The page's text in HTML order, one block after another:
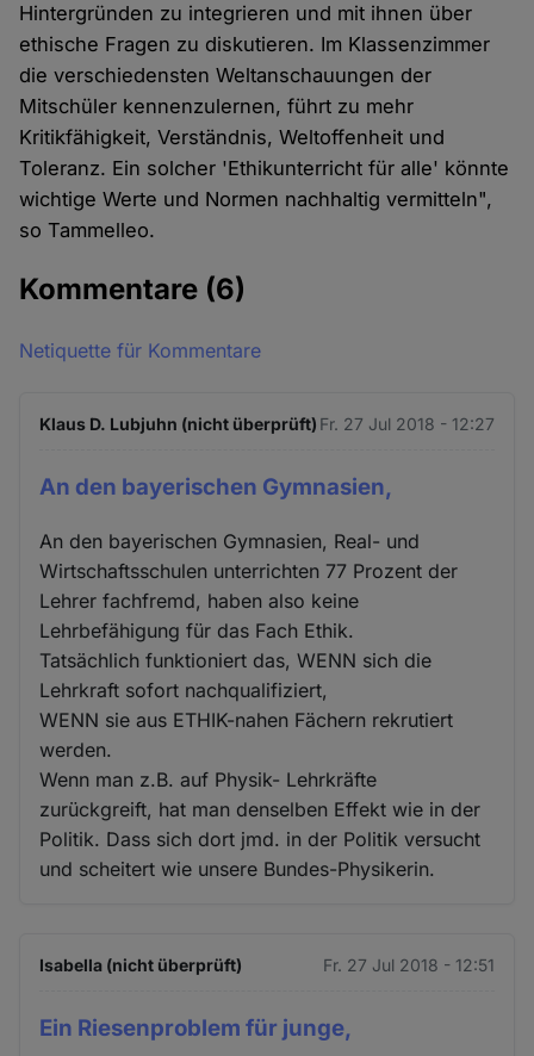
Hintergründen zu integrieren und mit ihnen über
ethische Fragen zu diskutieren. Im Klassenzimmer
die verschiedensten Weltanschauungen der
Mitschüler kennenzulernen, führt zu mehr
Kritikfähigkeit, Verständnis, Weltoffenheit und
Toleranz. Ein solcher 'Ethikunterricht für alle' könnte
wichtige Werte und Normen nachhaltig vermitteln",
so Tammelleo.
Kommentare (6)
Netiquette für Kommentare
Klaus D. Lubjuhn (nicht überprüft) Fr. 27 Jul 2018 - 12:27
An den bayerischen Gymnasien,
An den bayerischen Gymnasien, Real- und
Wirtschaftsschulen unterrichten 77 Prozent der
Lehrer fachfremd, haben also keine
Lehrbefähigung für das Fach Ethik.
Tatsächlich funktioniert das, WENN sich die
Lehrkraft sofort nachqualifiziert,
WENN sie aus ETHIK-nahen Fächern rekrutiert
werden.
Wenn man z.B. auf Physik- Lehrkräfte
zurückgreift, hat man denselben Effekt wie in der
Politik. Dass sich dort jmd. in der Politik versucht
und scheitert wie unsere Bundes-Physikerin.
Isabella (nicht überprüft) Fr. 27 Jul 2018 - 12:51
Ein Riesenproblem für junge,